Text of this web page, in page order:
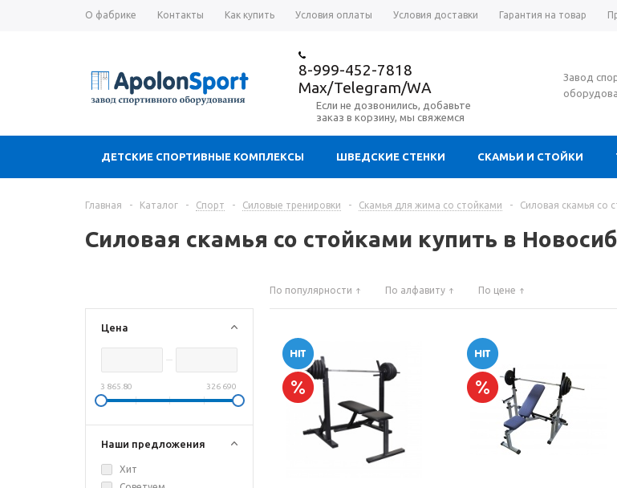
О фабрике Контакты Как купить Условия оплаты Условия доставки Гарантия на товар
8-999-452-7818
Max/Telegram/WA
Если не дозвонились, добавьте
заказ в корзину, мы свяжемся
Завод
ДЕТСКИЕ СПОРТИВНЫЕ КОМПЛЕКСЫ ШВЕДСКИЕ СТЕНКИ СКАМЬИ И СТОЙКИ
Главная - Каталог - Спорт - Силовые тренировки - Скамья для жима со стойками - Силовая скамья со
Силовая скамья со стойками купить в
Цена
3 865.80 326 690
Наши предложения
Хит
По популярности По алфавиту По цене